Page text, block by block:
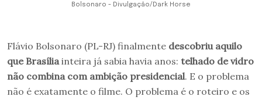
Bolsonaro - Divulgação/Dark Horse
Flávio Bolsonaro (PL-RJ) finalmente descobriu aquilo
que Brasíliainteira já sabia havia anos: telhado de vidro
não combina com ambição presidencial. E o problema
não é exatamente o filme. O problema é o roteiro e os